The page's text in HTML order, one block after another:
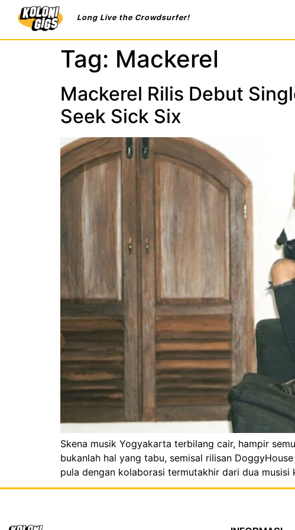
Long Live the Crowdsurfer!
Tag: Mackerel
Mackerel Rilis Debut
Seek Sick Six
Skena musik Yogyakarta terbilang cair, hampir
bukanlah hal yang tabu, semisal rilisan
pula dengan kolaborasi termutakhir dari dua